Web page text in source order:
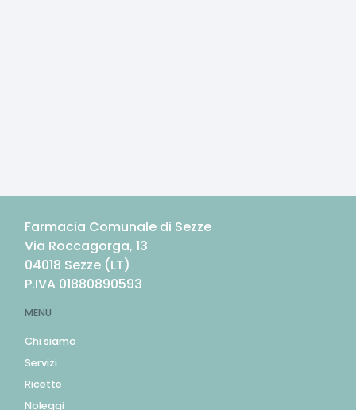
Farmacia Comunale di Sezze
Via Roccagorga, 13
04018 Sezze (LT)
P.IVA 01880890593
MENU
Chi siamo
Servizi
Ricette
Noleggi